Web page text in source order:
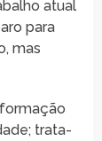
atual
para
mas
trata-